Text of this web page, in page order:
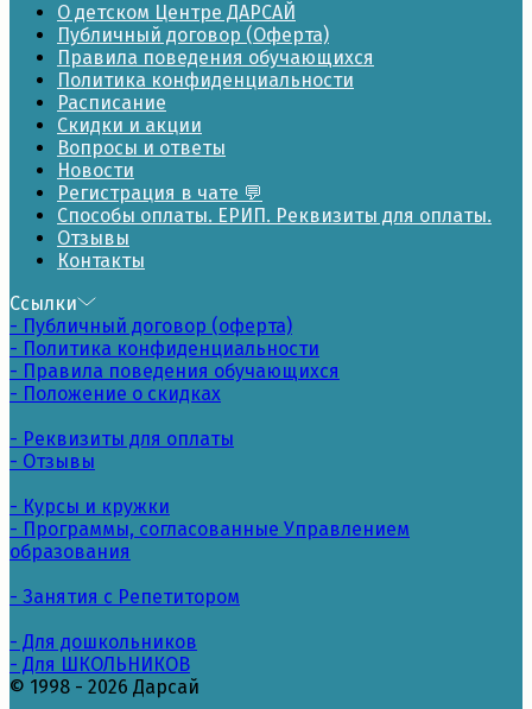
О детском Центре ДАРСАЙ
Публичный договор (Оферта)
Правила поведения обучающихся
Политика конфиденциальности
Расписание
Скидки и акции
Вопросы и ответы
Новости
Регистрация в чате 💬
Способы оплаты. ЕРИП. Реквизиты для оплаты.
Отзывы
Контакты
Ссылки
- Публичный договор (оферта)
- Политика конфиденциальности
- Правила поведения обучающихся
- Положение о скидках
- Реквизиты для оплаты
- Отзывы
- Курсы и кружки
- Программы, согласованные Управлением
образования
- Занятия с Репетитором
- Для дошкольников
- Для ШКОЛЬНИКОВ
© 1998 - 2026 Дарсай